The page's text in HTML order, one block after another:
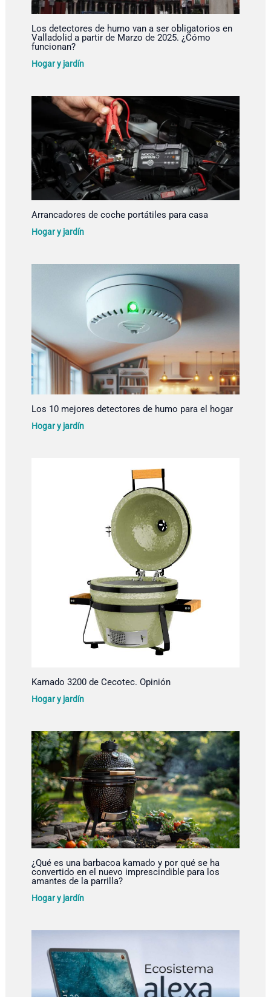
Los detectores de humo van a ser obligatorios en
Valladolid a partir de Marzo de 2025. ¿Cómo
funcionan?
Hogar y jardín
Arrancadores de coche portátiles para casa
Hogar y jardín
Los 10 mejores detectores de humo para el hogar
Hogar y jardín
Kamado 3200 de Cecotec. Opinión
Hogar y jardín
¿Qué es una barbacoa kamado y por qué se ha
convertido en el nuevo imprescindible para los
amantes de la parrilla?
Hogar y jardín